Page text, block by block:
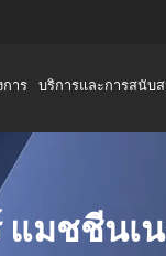
การ บริการและการสนับ
มชชีนเ